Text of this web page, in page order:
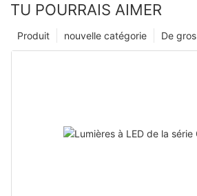
TU POURRAIS AIMER
De gros
nouvelle catégorie
Produit